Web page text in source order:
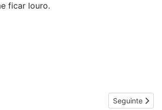
ficar louro.
Artigo
Seguinte